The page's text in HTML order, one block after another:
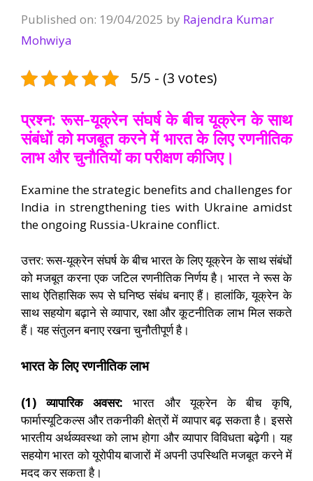
Published on: 19/04/2025 by Rajendra Kumar
Mohwiya
5/5 - (3 votes)
प्रश्न: रूस-यूक्रेन संघर्ष के बीच यूक्रेन के साथ
संबंधों को मजबूत करने में भारत के लिए रणनीतिक
लाभ और चुनौतियों का परीक्षण कीजिए।
Examine the strategic benefits and challenges for
India in strengthening ties with Ukraine amidst
the ongoing Russia-Ukraine conflict.
उत्तर: रूस-यूक्रेन संघर्ष के बीच भारत के लिए यूक्रेन के साथ संबंधों
को मजबूत करना एक जटिल रणनीतिक निर्णय है। भारत ने रूस के
साथ ऐतिहासिक रूप से घनिष्ठ संबंध बनाए हैं। हालांकि, यूक्रेन के
साथ सहयोग बढ़ाने से व्यापार, रक्षा और कूटनीतिक लाभ मिल सकते
हैं। यह संतुलन बनाए रखना चुनौतीपूर्ण है।
भारत के लिए रणनीतिक लाभ
(1) व्यापारिक अवसर:भारत और यूक्रेन के बीच कृषि,
फार्मास्यूटिकल्स और तकनीकी क्षेत्रों में व्यापार बढ़ सकता है। इससे
भारतीय अर्थव्यवस्था को लाभ होगा और व्यापार विविधता बढ़ेगी। यह
सहयोग भारत को यूरोपीय बाजारों में अपनी उपस्थिति मजबूत करने में
मदद कर सकता है।